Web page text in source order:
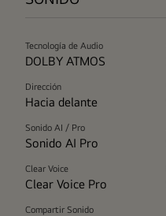
Tecnología de Audio
DOLBY ATMOS
Dirección
Hacia delante
Sonido AI / Pro
Sonido AI Pro
Clear Voice
Clear Voice Pro
Compartir Sonido